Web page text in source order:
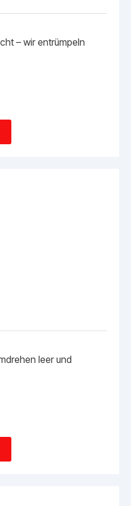
– wir entrümpeln
leer und